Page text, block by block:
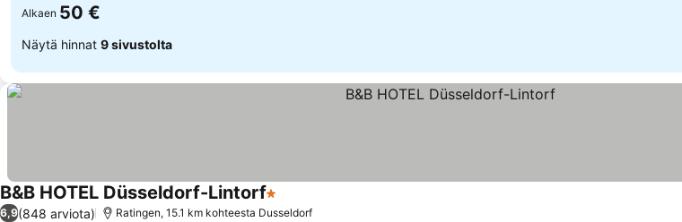
Alkaen 50 €
Näytä hinnat 9 sivustolta
B&B HOTEL Düsseldorf-Lintorf1 Tähtiluokitus
6,9(848 arviota) Ratingen, 15.1 km kohteesta Dusseldorf